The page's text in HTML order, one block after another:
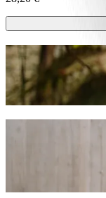
Kom deg rundt i
Last ned Bolt-appen
Reis fra
Vi anbefaler at du
vi det perfekte